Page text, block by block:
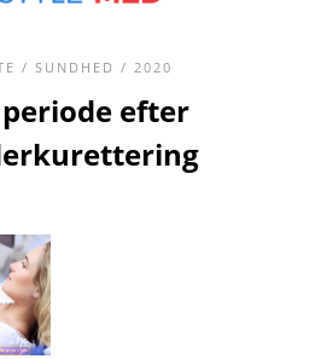
/ SUNDHED / 2020
efter